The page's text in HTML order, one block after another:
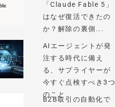
「Claude Fable 5」
はなぜ復活できたの
か？解除の裏側...
AIエージェントが発
注する時代に備え
る、サプライヤーが
今すぐ点検すべき3つ
のこと
B2B取引の自動化で